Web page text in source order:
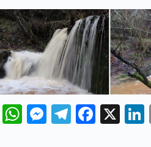
W
M
Te
Fa
X